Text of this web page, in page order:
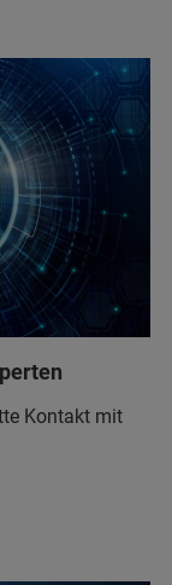
Kontakt mit